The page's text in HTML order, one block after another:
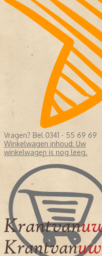
Vragen? Bel 0341 - 55 69 69
Winkelwagen inhoud: Uw
winkelwagen is nog leeg.